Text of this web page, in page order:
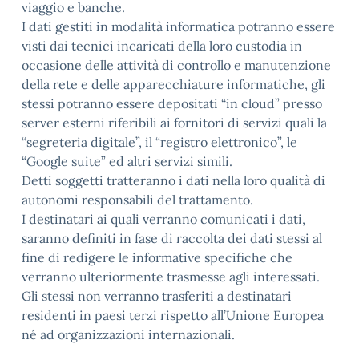
viaggio e banche.
I dati gestiti in modalità informatica potranno essere
visti dai tecnici incaricati della loro custodia in
occasione delle attività di controllo e manutenzione
della rete e delle apparecchiature informatiche, gli
stessi potranno essere depositati “in cloud” presso
server esterni riferibili ai fornitori di servizi quali la
“segreteria digitale”, il “registro elettronico”, le
“Google suite” ed altri servizi simili.
Detti soggetti tratteranno i dati nella loro qualità di
autonomi responsabili del trattamento.
I destinatari ai quali verranno comunicati i dati,
saranno definiti in fase di raccolta dei dati stessi al
fine di redigere le informative specifiche che
verranno ulteriormente trasmesse agli interessati.
Gli stessi non verranno trasferiti a destinatari
residenti in paesi terzi rispetto all’Unione Europea
né ad organizzazioni internazionali.